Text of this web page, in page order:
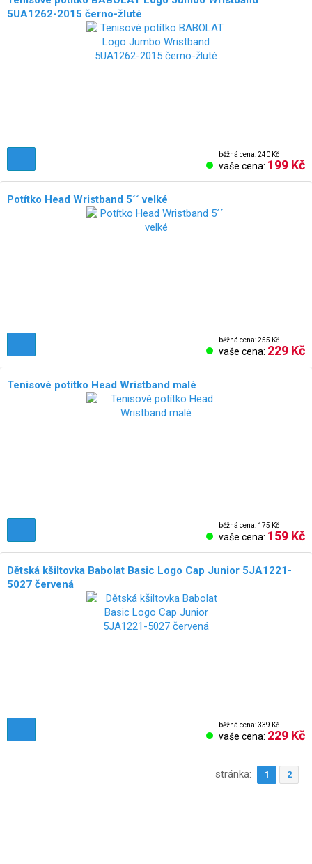
5UA1262-2015 černo-žluté
běžná cena: 240 Kč
vaše cena: 199 Kč
Potítko Head Wristband 5´´ velké
běžná cena: 255 Kč
vaše cena: 229 Kč
Tenisové potítko Head Wristband malé
běžná cena: 175 Kč
vaše cena: 159 Kč
Dětská kšiltovka Babolat Basic Logo Cap Junior 5JA1221-
5027 červená
běžná cena: 339 Kč
vaše cena: 229 Kč
stránka: 1 2